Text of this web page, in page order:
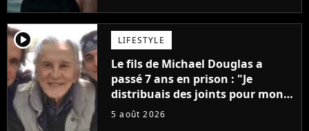
player2 LIFESTYLE
Le fils de Michael Douglas a
passé 7 ans en prison : "Je
distribuais des joints pour mon
père"
5 août 2026